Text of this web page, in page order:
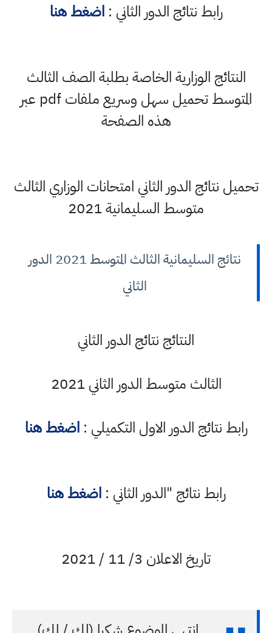
رابط نتائج الدور الثاني : اضغط هنا
النتائج الوزارية الخاصة بطلبة الصف الثالث
المتوسط تحميل سهل وسريع ملفات pdf عبر
هذه الصفحة
تحميل نتائج الدور الثاني امتحانات الوزاري الثالث
متوسط السليمانية 2021
نتائج السليمانية الثالث المتوسط 2021 الدور
الثاني
النتائج نتائج الدور الثاني
الثالث متوسط الدور الثاني 2021
رابط نتائج الدور الاول التكميلي :اضغط هنا
رابط نتائج "الدور الثاني : اضغط هنا
تاريخ الاعلان 3/ 11 / 2021